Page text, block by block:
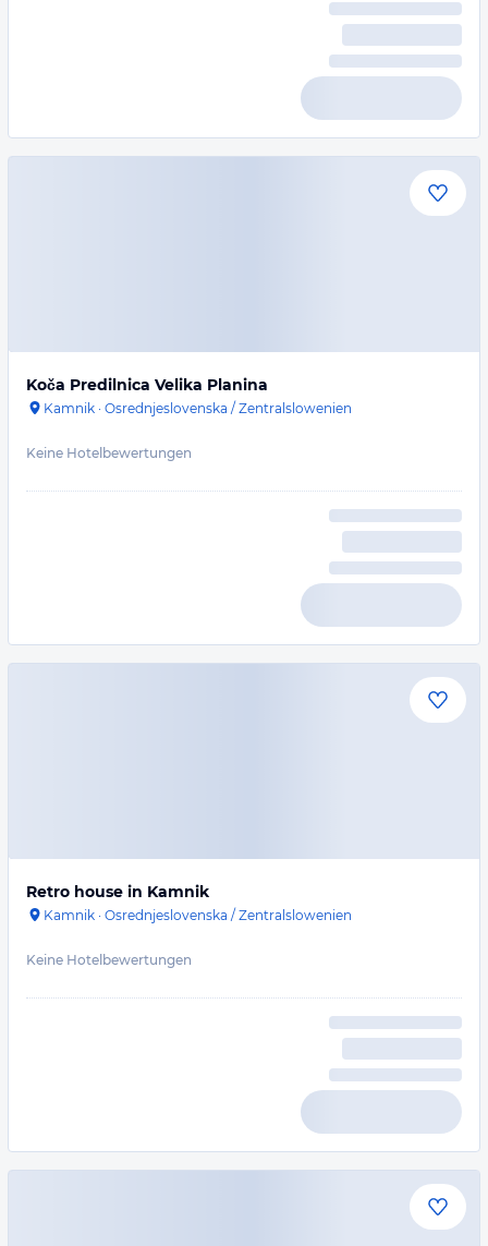
Koča Predilnica Velika Planina
Kamnik · Osrednjeslovenska / Zentralslowenien
Keine Hotelbewertungen
Retro house in Kamnik
Kamnik · Osrednjeslovenska / Zentralslowenien
Keine Hotelbewertungen